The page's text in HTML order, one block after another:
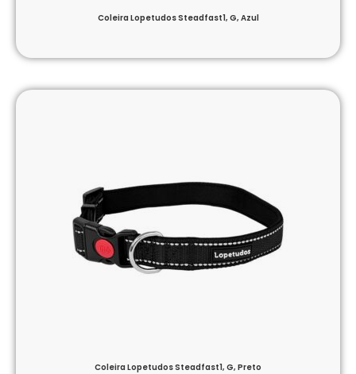
Coleira Lopetudos Steadfast1, G, Azul
Coleira Lopetudos Steadfast1, G, Preto